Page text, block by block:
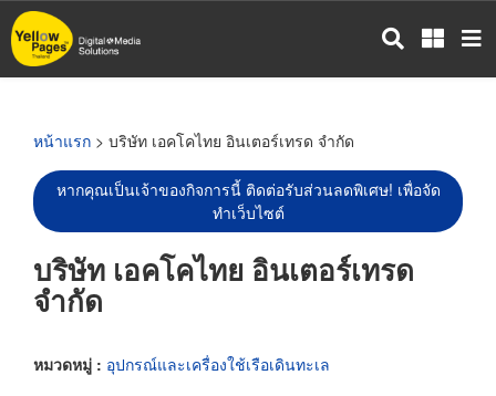
ข้าม
ไป
หน้าแรก > บริษัท เอคโคไทย อินเตอร์เทรด จำกัด
หากคุณเป็นเจ้าของกิจการนี้ ติดต่อรับส่วนลดพิเศษ! เพื่อจัด
ทำเว็บไซต์
บริษัท เอคโคไทย อินเตอร์เทรด
จำกัด
หมวดหมู่ : อุปกรณ์และเครื่องใช้เรือเดินทะเล